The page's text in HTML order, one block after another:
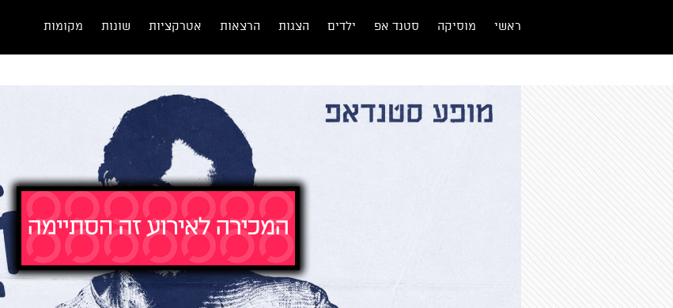
ראשי מוסיקה סטנד אפ ילדים הצגות הרצאות אטרקציות שונות מקומות